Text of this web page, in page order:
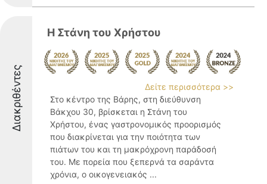
Διακριθέντες
Η Στάνη του Χρήστου
Δείτε περισσότερα >>
Στο κέντρο της Βάρης, στη διεύθυνση
Βάκχου 30, βρίσκεται η Στάνη του
Χρήστου, ένας γαστρονομικός προορισμός
που διακρίνεται για την ποιότητα των
πιάτων του και τη μακρόχρονη παράδοσή
του. Με πορεία που ξεπερνά τα σαράντα
χρόνια, ο οικογενειακός ...